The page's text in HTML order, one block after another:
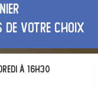
de votre choix
à 16h30